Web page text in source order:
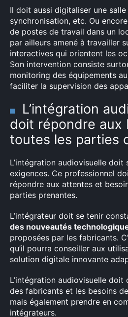
Il doit aussi digitaliser une
synchronisation, etc. Ou
de postes de travail dans un
par ailleurs amené à travailler
interactives qui orientent les
Son intervention consiste
monitoring des équipements
faciliter la supervision des
L’intégration
doit répondre aux
toutes les parties
L’intégration audiovisuelle
exigences. Ce professionnel
répondre aux attentes et
parties prenantes.
L’intégrateur doit se tenir
des nouveautés
proposées par les fabricants.
qu’il pourra conseiller aux
solution digitale innovante
L’intégration audiovisuelle
des fabricants et les besoins
mais également prendre en
intégrateurs.
Rechercher
: